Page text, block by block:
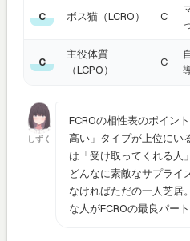
C ボス猫（LCRO） C
C
主役体質
（LCPO）
C
しずく
FCROの相性表のポイン
高い」タイプが上位にい
は「受け取ってくれる人
どんなに素敵なサプライ
なければただの一人芝居
な人がFCROの最良パート